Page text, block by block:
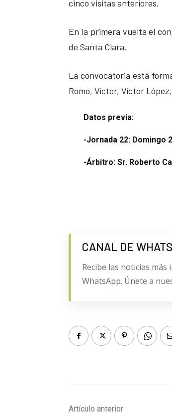
cinco visitas anteriores.
En la primera vuelta el
de Santa Clara.
La convocatoria está
Romo, Víctor, Víctor
Datos previa:
-Jornada 22: Domingo
-Árbitro: Sr. Roberto
CANAL DE
Recibe las noticias
WhatsApp. Únete a
Artículo anterior